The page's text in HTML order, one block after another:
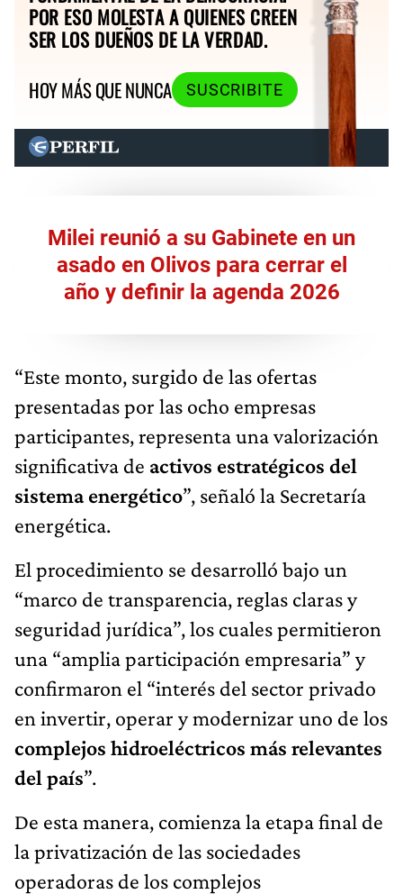
POR ESO MOLESTA A QUIENES CREEN
SER LOS DUEÑOS DE LA VERDAD.
HOY MÁS QUE NUNCA
SUSCRIBITE
Milei reunió a su Gabinete en un
asado en Olivos para cerrar el
año y definir la agenda 2026
“Este monto, surgido de las ofertas
presentadas por las ocho empresas
participantes, representa una valorización
significativa de activos estratégicos del
sistema energético”, señaló la Secretaría
energética.
El procedimiento se desarrolló bajo un
“marco de transparencia, reglas claras y
seguridad jurídica”, los cuales permitieron
una “amplia participación empresaria” y
confirmaron el “interés del sector privado
en invertir, operar y modernizar uno de los
complejos hidroeléctricos más relevantes
del país”.
De esta manera, comienza la etapa final de
la privatización de las sociedades
operadoras de los complejos